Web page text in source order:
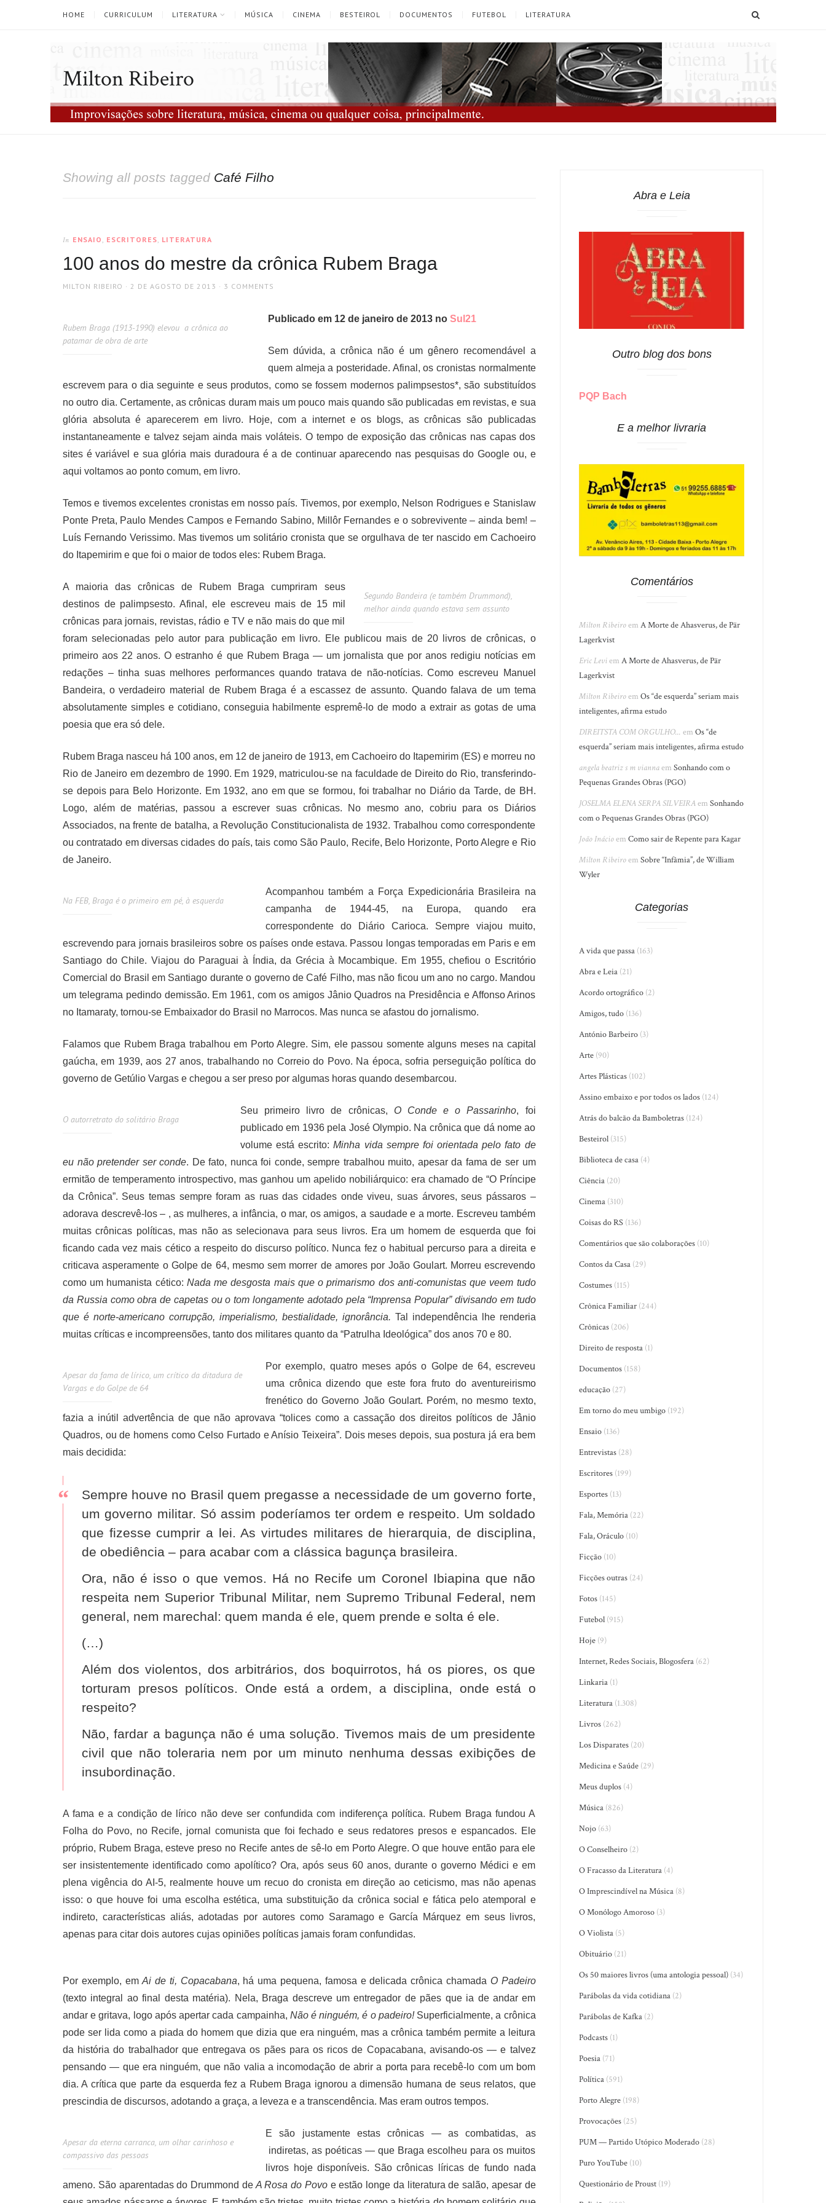
HOME CURRICULUM LITERATURA MÚSICA CINEMA BESTEIROL DOCUMENTOS FUTEBOL LITERATURA
Milton Ribeiro
Showing all posts tagged Café Filho
In ENSAIO ESCRITORES LITERATURA
100 anos do mestre da crônica Rubem Braga
AUTHOR
MILTON RIBEIRO
POSTED
2 DE AGOSTO DE 2013 3 COMMENTS
Rubem Braga (1913-1990) elevou a crônica ao
patamar de obra de arte
Publicado em 12 de janeiro de 2013 no Sul21
Sem dúvida, a crônica não é um gênero recomendável a
quem almeja a posteridade. Afinal, os cronistas normalmente
escrevem para o dia seguinte e seus produtos, como se fossem modernos palimpsestos*, são substituídos
no outro dia. Certamente, as crônicas duram mais um pouco mais quando são publicadas em revistas, e sua
glória absoluta é aparecerem em livro. Hoje, com a internet e os blogs, as crônicas são publicadas
instantaneamente e talvez sejam ainda mais voláteis. O tempo de exposição das crônicas nas capas dos
sites é variável e sua glória mais duradoura é a de continuar aparecendo nas pesquisas do Google ou, e
aqui voltamos ao ponto comum, em livro.
Temos e tivemos excelentes cronistas em nosso país. Tivemos, por exemplo, Nelson Rodrigues e Stanislaw
Ponte Preta, Paulo Mendes Campos e Fernando Sabino, Millôr Fernandes e o sobrevivente – ainda bem! –
Luís Fernando Verissimo. Mas tivemos um solitário cronista que se orgulhava de ter nascido em Cachoeiro
do Itapemirim e que foi o maior de todos eles: Rubem Braga.
Segundo Bandeira (e também Drummond),
melhor ainda quando estava sem assunto
A maioria das crônicas de Rubem Braga cumpriram seus
destinos de palimpsesto. Afinal, ele escreveu mais de 15 mil
crônicas para jornais, revistas, rádio e TV e não mais do que mil
foram selecionadas pelo autor para publicação em livro. Ele publicou mais de 20 livros de crônicas, o
primeiro aos 22 anos. O estranho é que Rubem Braga — um jornalista que por anos redigiu notícias em
redações – tinha suas melhores performances quando tratava de não-notícias. Como escreveu Manuel
Bandeira, o verdadeiro material de Rubem Braga é a escassez de assunto. Quando falava de um tema
absolutamente simples e cotidiano, conseguia habilmente espremê-lo de modo a extrair as gotas de uma
poesia que era só dele.
Rubem Braga nasceu há 100 anos, em 12 de janeiro de 1913, em Cachoeiro do Itapemirim (ES) e morreu no
Rio de Janeiro em dezembro de 1990. Em 1929, matriculou-se na faculdade de Direito do Rio, transferindo-
se depois para Belo Horizonte. Em 1932, ano em que se formou, foi trabalhar no Diário da Tarde, de BH.
Logo, além de matérias, passou a escrever suas crônicas. No mesmo ano, cobriu para os Diários
Associados, na frente de batalha, a Revolução Constitucionalista de 1932. Trabalhou como correspondente
ou contratado em diversas cidades do país, tais como São Paulo, Recife, Belo Horizonte, Porto Alegre e Rio
de Janeiro.
Na FEB, Braga é o primeiro em pé, à esquerda
Acompanhou também a Força Expedicionária Brasileira na
campanha de 1944-45, na Europa, quando era
correspondente do Diário Carioca. Sempre viajou muito,
escrevendo para jornais brasileiros sobre os países onde estava. Passou longas temporadas em Paris e em
Santiago do Chile. Viajou do Paraguai à Índia, da Grécia à Mocambique. Em 1955, chefiou o Escritório
Comercial do Brasil em Santiago durante o governo de Café Filho, mas não ficou um ano no cargo. Mandou
um telegrama pedindo demissão. Em 1961, com os amigos Jânio Quadros na Presidência e Affonso Arinos
no Itamaraty, tornou-se Embaixador do Brasil no Marrocos. Mas nunca se afastou do jornalismo.
Falamos que Rubem Braga trabalhou em Porto Alegre. Sim, ele passou somente alguns meses na capital
gaúcha, em 1939, aos 27 anos, trabalhando no Correio do Povo. Na época, sofria perseguição política do
governo de Getúlio Vargas e chegou a ser preso por algumas horas quando desembarcou.
O autorretrato do solitário Braga
Seu primeiro livro de crônicas, O Conde e o Passarinho, foi
publicado em 1936 pela José Olympio. Na crônica que dá nome ao
volume está escrito:Minha vida sempre foi orientada pelo fato de
eu não pretender ser conde. De fato, nunca foi conde, sempre trabalhou muito, apesar da fama de ser um
ermitão de temperamento introspectivo, mas ganhou um apelido nobiliárquico: era chamado de “O Príncipe
da Crônica”. Seus temas sempre foram as ruas das cidades onde viveu, suas árvores, seus pássaros –
adorava descrevê-los – , as mulheres, a infância, o mar, os amigos, a saudade e a morte. Escreveu também
muitas crônicas políticas, mas não as selecionava para seus livros. Era um homem de esquerda que foi
ficando cada vez mais cético a respeito do discurso político. Nunca fez o habitual percurso para a direita e
criticava asperamente o Golpe de 64, mesmo sem morrer de amores por João Goulart. Morreu escrevendo
como um humanista cético: Nada me desgosta mais que o primarismo dos anti-comunistas que veem tudo
da Russia como obra de capetas ou o tom longamente adotado pela “Imprensa Popular” divisando em tudo
que é norte-americano corrupção, imperialismo, bestialidade, ignorância. Tal independência lhe renderia
muitas críticas e incompreensões, tanto dos militares quanto da “Patrulha Ideológica” dos anos 70 e 80.
Apesar da fama de lírico, um crítico da ditadura de
Vargas e do Golpe de 64
Por exemplo, quatro meses após o Golpe de 64, escreveu
uma crônica dizendo que este fora fruto do aventureirismo
frenético do Governo João Goulart. Porém, no mesmo texto,
fazia a inútil advertência de que não aprovava “tolices como a cassação dos direitos políticos de Jânio
Quadros, ou de homens como Celso Furtado e Anísio Teixeira”. Dois meses depois, sua postura já era bem
mais decidida:
Sempre houve no Brasil quem pregasse a necessidade de um governo forte,
um governo militar. Só assim poderíamos ter ordem e respeito. Um soldado
que fizesse cumprir a lei. As virtudes militares de hierarquia, de disciplina,
de obediência – para acabar com a clássica bagunça brasileira.
Ora, não é isso o que vemos. Há no Recife um Coronel Ibiapina que não
respeita nem Superior Tribunal Militar, nem Supremo Tribunal Federal, nem
general, nem marechal: quem manda é ele, quem prende e solta é ele.
(…)
Além dos violentos, dos arbitrários, dos boquirrotos, há os piores, os que
torturam presos políticos. Onde está a ordem, a disciplina, onde está o
respeito?
Não, fardar a bagunça não é uma solução. Tivemos mais de um presidente
civil que não toleraria nem por um minuto nenhuma dessas exibições de
insubordinação.
A fama e a condição de lírico não deve ser confundida com indiferença política. Rubem Braga fundou A
Folha do Povo, no Recife, jornal comunista que foi fechado e seus redatores presos e espancados. Ele
próprio, Rubem Braga, esteve preso no Recife antes de sê-lo em Porto Alegre. O que houve então para ele
ser insistentemente identificado como apolítico? Ora, após seus 60 anos, durante o governo Médici e em
plena vigência do AI-5, realmente houve um recuo do cronista em direção ao ceticismo, mas não apenas
isso: o que houve foi uma escolha estética, uma substituição da crônica social e fática pelo atemporal e
indireto, características aliás, adotadas por autores como Saramago e García Márquez em seus livros,
apenas para citar dois autores cujas opiniões políticas jamais foram confundidas.
Por exemplo, emAi de ti, Copacabana, há uma pequena, famosa e delicada crônica chamada O Padeiro
(texto integral ao final desta matéria). Nela, Braga descreve um entregador de pães que ia de andar em
andar e gritava, logo após apertar cada campainha, Não é ninguém, é o padeiro! Superficialmente, a crônica
pode ser lida como a piada do homem que dizia que era ninguém, mas a crônica também permite a leitura
da história do trabalhador que entregava os pães para os ricos de Copacabana, avisando-os — e talvez
pensando — que era ninguém, que não valia a incomodação de abrir a porta para recebê-lo com um bom
dia. A crítica que parte da esquerda fez a Rubem Braga ignorou a dimensão humana de seus relatos, que
prescindia de discursos, adotando a graça, a leveza e a transcendência. Mas eram outros tempos.
Apesar da eterna carranca, um olhar carinhoso e
compassivo das pessoas
E são justamente estas crônicas — as combatidas, as
indiretas, as poéticas — que Braga escolheu para os muitos
livros hoje disponíveis. São crônicas líricas de fundo nada
ameno. São aparentadas do Drummond deA Rosa do Povoe estão longe da literatura de salão, apesar de
Abra e Leia
Outro blog dos bons
PQP Bach
E a melhor livraria
Comentários
Milton RibeiroemA Morte de Ahasverus, de Pär
Lagerkvist
Eric LeviemA Morte de Ahasverus, de Pär
Lagerkvist
Milton RibeiroemOs “de esquerda” seriam mais
inteligentes, afirma estudo
DIREITSTA COM ORGULHO... emOs “de
esquerda” seriam mais inteligentes, afirma estudo
angela beatriz s m viannaemSonhando com o
Pequenas Grandes Obras (PGO)
JOSELMA ELENA SERPA SILVEIRAemSonhando
com o Pequenas Grandes Obras (PGO)
João InácioemComo sair de Repente para Kagar
Milton RibeiroemSobre “Infâmia”, de William
Wyler
Categorias
A vida que passa (163)
Abra e Leia (21)
Acordo ortográfico (2)
Amigos, tudo (136)
António Barbeiro (3)
Arte (90)
Artes Plásticas (102)
Assino embaixo e por todos os lados (124)
Atrás do balcão da Bamboletras (124)
Besteirol (315)
Biblioteca de casa (4)
Ciência (20)
Cinema (310)
Coisas do RS (136)
Comentários que são colaborações (10)
Contos da Casa (29)
Costumes (115)
Crônica Familiar (244)
Crônicas (206)
Direito de resposta (1)
Documentos (158)
educação (27)
Em torno do meu umbigo (192)
Ensaio (136)
Entrevistas (28)
Escritores (199)
Esportes (13)
Fala, Memória (22)
Fala, Oráculo (10)
Ficção (10)
Ficções outras (24)
Fotos (145)
Futebol (915)
Hoje (9)
Internet, Redes Sociais, Blogosfera (62)
Linkaria (1)
Literatura (1.308)
Livros (262)
Los Disparates (20)
Medicina e Saúde (29)
Meus duplos (4)
Música (826)
Nojo (63)
O Conselheiro (2)
O Fracasso da Literatura (4)
O Imprescindível na Música (8)
O Monólogo Amoroso (3)
O Violista (5)
Obituário (21)
Os 50 maiores livros (uma antologia pessoal) (34)
Parábolas da vida cotidiana (2)
Parábolas de Kafka (2)
Podcasts (1)
Poesia (71)
Política (591)
Porto Alegre (198)
Provocações (25)
PUM — Partido Utópico Moderado (28)
Puro YouTube (10)
Questionário de Proust (19)